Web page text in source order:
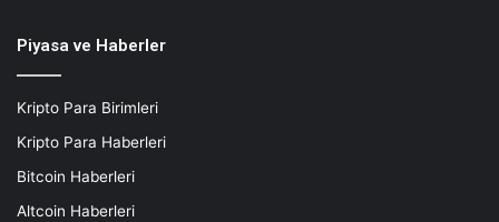
Piyasa ve Haberler
Kripto Para Birimleri
Kripto Para Haberleri
Bitcoin Haberleri
Altcoin Haberleri